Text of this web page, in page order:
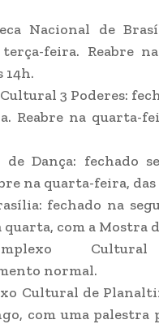
Nacional de
terça-feira. Reabre
14h.
3 Poderes:
Reabre na quarta-
Dança: fechado
na quarta-feira, das
fechado na
quarta, com a Mostra
Cultural
normal.
Cultural de
com uma palestra